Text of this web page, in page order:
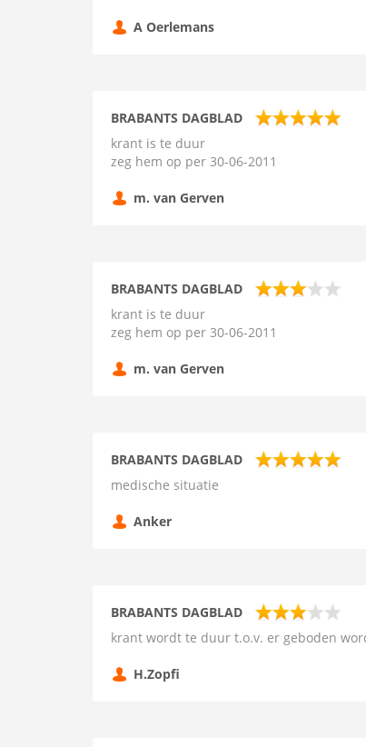
A Oerlemans
BRABANTS DAGBLAD
krant is te duur
zeg hem op per 30-06-2011
m. van Gerven
BRABANTS DAGBLAD
krant is te duur
zeg hem op per 30-06-2011
m. van Gerven
BRABANTS DAGBLAD
medische situatie
Anker
BRABANTS DAGBLAD
krant wordt te duur t.o.v. er geboden
H.Zopfi